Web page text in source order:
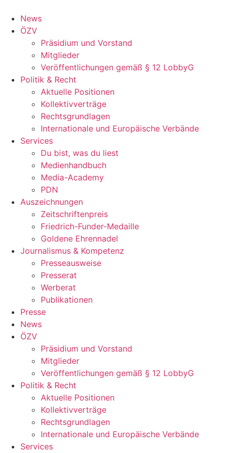
Inhalt
wechseln
News
ÖZV
Präsidium und Vorstand
Mitglieder
Veröffentlichungen gemäß § 12 LobbyG
Politik & Recht
Aktuelle Positionen
Kollektivverträge
Rechtsgrundlagen
Internationale und Europäische Verbände
Services
Du bist, was du liest
Medienhandbuch
Media-Academy
PDN
Auszeichnungen
Zeitschriftenpreis
Friedrich-Funder-Medaille
Goldene Ehrennadel
Journalismus & Kompetenz
Presseausweise
Presserat
Werberat
Publikationen
Presse
News
ÖZV
Präsidium und Vorstand
Mitglieder
Veröffentlichungen gemäß § 12 LobbyG
Politik & Recht
Aktuelle Positionen
Kollektivverträge
Rechtsgrundlagen
Internationale und Europäische Verbände
Services